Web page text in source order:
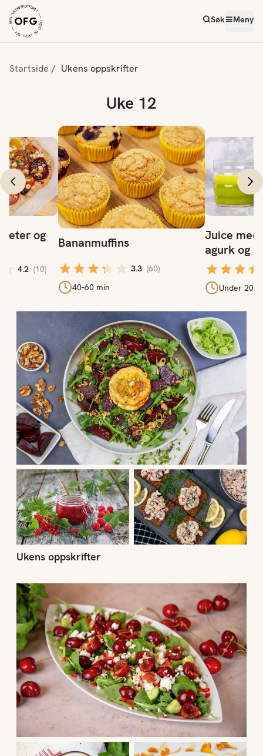
Søk Meny
Startside Ukens oppskrifter
Uke 12
Juice med
Juice med
agurk og
Under 20
og
4.2 (10)
Bananmuffins
Bananmuffins
3.3 (60)
40-60 min
Ukens oppskrifter
Ukens oppskrifter
Uke 31